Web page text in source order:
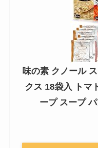
味の素 クノール
クス 18袋入 トマ
ープ スープ